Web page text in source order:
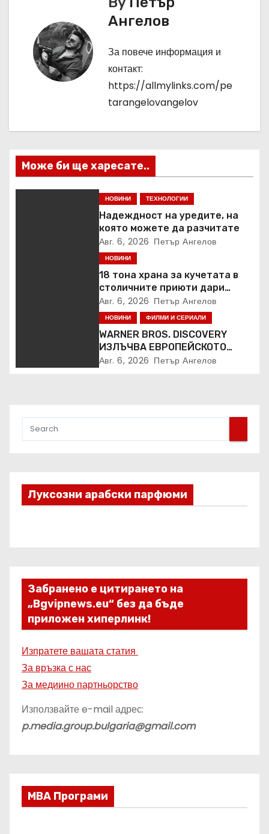
Ангелов
За повече информация и
контакт:
https://allmylinks.com/pe
tarangelovangelov
Може би ще харесате..
НОВИНИ ТЕХНОЛОГИИ
Надеждност на уредите, на
която можете да разчитате
Авг. 6, 2026 Петър Ангелов
НОВИНИ
18 тона храна за кучетата в
столичните приюти дари
Kaufland за година и половина
Авг. 6, 2026 Петър Ангелов
НОВИНИ ФИЛМИ И СЕРИАЛИ
WARNER BROS. DISCOVERY
ИЗЛЪЧВА ЕВРОПЕЙСКОТО
ПЪРВЕНСТВО ПО ЛЕКА
Авг. 6, 2026 Петър Ангелов
Луксозни арабски парфюми
Забранено е цитирането на
„Bgvipnews.eu“ без да бъде
приложен хиперлинк!
Изпратете вашата статия
За връзка с нас
За медиино партньорство
Използвайте e-mail адрес:
p.media.group.bulgaria@gmail.com
МВА Програми